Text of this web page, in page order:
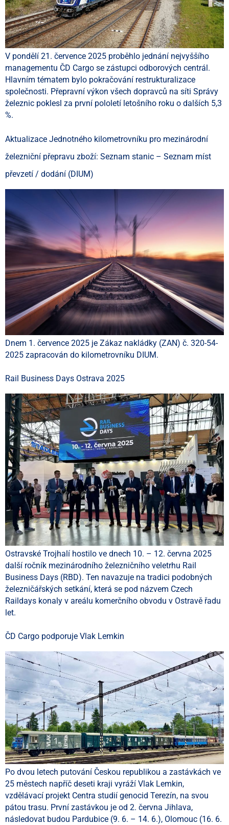
V pondělí 21. července 2025 proběhlo jednání nejvyššího
managementu ČD Cargo se zástupci odborových centrál.
Hlavním tématem bylo pokračování restrukturalizace
společnosti. Přepravní výkon všech dopravců na síti Správy
železnic poklesl za první pololetí letošního roku o dalších 5,3
%.
Aktualizace Jednotného kilometrovníku pro mezinárodní
železniční přepravu zboží: Seznam stanic – Seznam míst
převzetí / dodání (DIUM)
Dnem 1. července 2025 je Zákaz nakládky (ZAN) č. 320-54-
2025 zapracován do kilometrovníku DIUM.
Rail Business Days Ostrava 2025
Ostravské Trojhalí hostilo ve dnech 10. – 12. června 2025
další ročník mezinárodního železničního veletrhu Rail
Business Days (RBD). Ten navazuje na tradici podobných
železničářských setkání, která se pod názvem Czech
Raildays konaly v areálu komerčního obvodu v Ostravě řadu
let.
ČD Cargo podporuje Vlak Lemkin
Po dvou letech putování Českou republikou a zastávkách ve
25 městech napříč deseti kraji vyráží Vlak Lemkin,
vzdělávací projekt Centra studií genocid Terezín, na svou
pátou trasu. První zastávkou je od 2. června Jihlava,
následovat budou Pardubice (9. 6. – 14. 6.), Olomouc (16. 6.